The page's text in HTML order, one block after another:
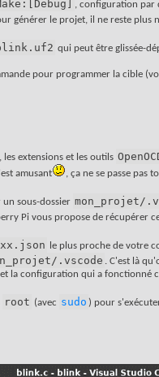
, configuration par
générer le projet, il ne reste
qui peut être glissée-
pour programmer la cible
, les extensions et les outils
amusant , ça ne se passe pas
un sous-dossier mon_projet/
Pi vous propose de récupérer
le plus proche de votre
.vscode
. C'est là
la configuration qui a fonctionné
root (avec sudo ) pour